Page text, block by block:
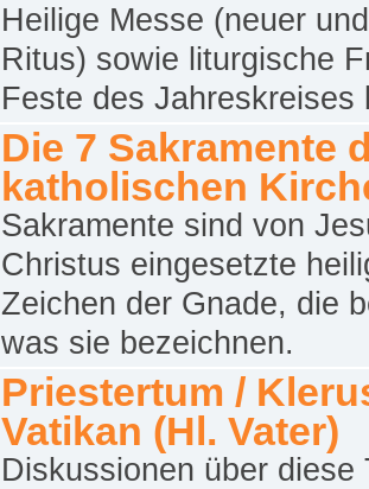
Heilige Messe (neuer
Ritus) sowie liturgische
Feste des Jahreskreises
Die 7 Sakramente
katholischen
Sakramente sind von
Christus eingesetzte
Zeichen der Gnade, die
was sie bezeichnen.
Priestertum /
Vatikan (Hl. Vater)
Diskussionen über diese